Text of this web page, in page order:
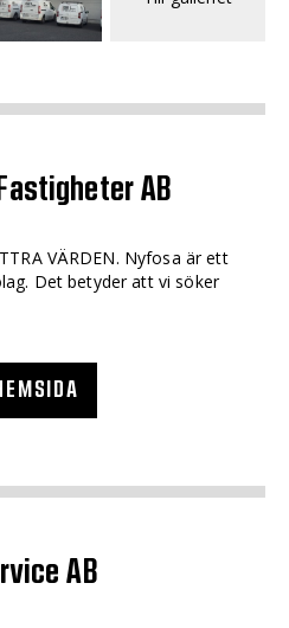
AB
VÄRDEN. Nyfosa är ett
Det betyder att vi söker
AB